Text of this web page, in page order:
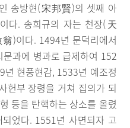
송방현(宋邦賢)의 셋째 아
다. 송희규의 자는 천장(天
)이다. 1494년 문덕리에서
과에 병과로 급제하여 152
현풍현감, 1533년 예조정
헌부 장령을 거쳐 집의가 되
등을 탄핵하는 상소를 올렸
었다. 1551년 사면되자 고